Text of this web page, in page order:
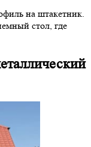
на штакетник.
стол, где